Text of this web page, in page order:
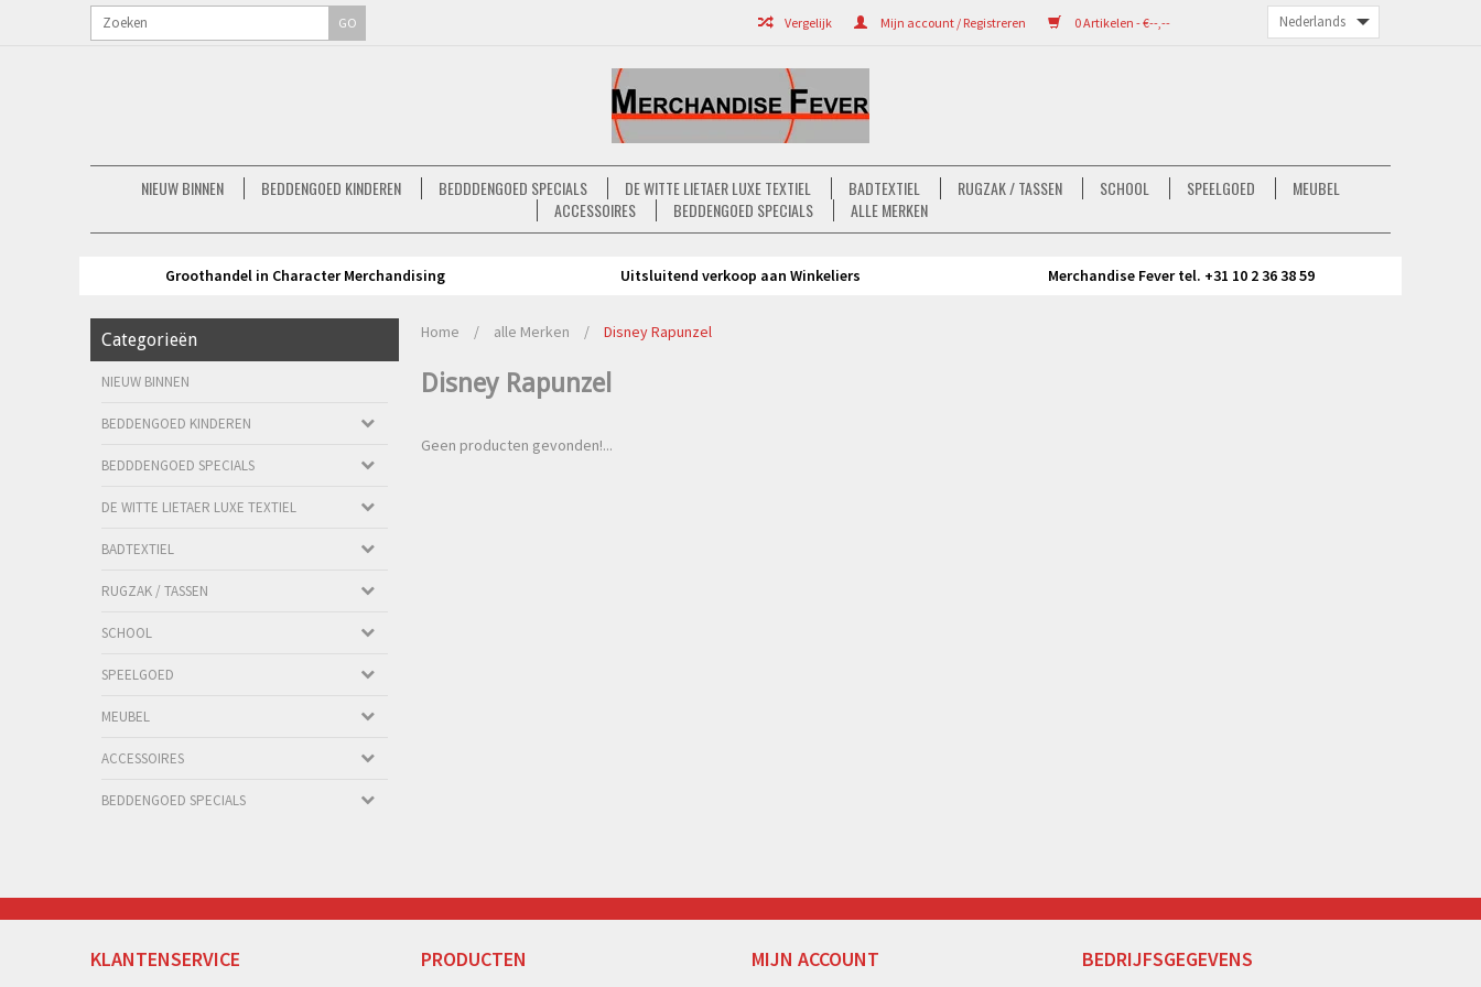
0 Artikelen - €--,--
Mijn account / Registreren
Vergelijk
GO
NIEUW BINNEN BEDDENGOED KINDEREN BEDDDENGOED SPECIALS DE WITTE LIETAER LUXE TEXTIEL BADTEXTIEL RUGZAK / TASSEN SCHOOL SPEELGOED
MEUBEL
ACCESSOIRES
BEDDENGOED SPECIALS ALLE MERKEN
Groothandel in Character Merchandising Uitsluitend verkoop aan Winkeliers Merchandise Fever tel. +31 10 2 36 38 59
Categorieën
NIEUW BINNEN
BEDDENGOED KINDEREN
BEDDDENGOED SPECIALS
DE WITTE LIETAER LUXE TEXTIEL
BADTEXTIEL
RUGZAK / TASSEN
SCHOOL
SPEELGOED
MEUBEL
ACCESSOIRES
BEDDENGOED SPECIALS
Home / alle Merken / Disney Rapunzel
Disney Rapunzel
Geen producten gevonden!...
KLANTENSERVICE PRODUCTEN MIJN ACCOUNT BEDRIJFSGEGEVENS